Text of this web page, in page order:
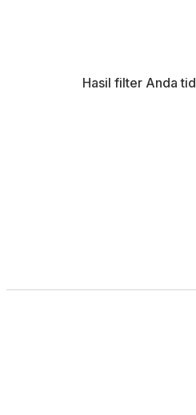
Hasil filter Anda